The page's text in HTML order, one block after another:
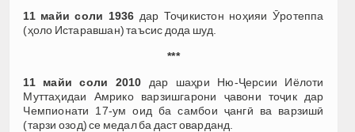
11 майи соли 1936 дар Тоҷикистон ноҳияи Ӯротеппа
(ҳоло Истаравшан) таъсис дода шуд.
***
11 майи соли 2010 дар шаҳри Ню-Ҷерсии Иёлоти
Муттаҳидаи Амрико варзишгарони ҷавони тоҷик дар
Чемпионати 17-ум оид ба самбои ҷангӣ ва варзишӣ
(тарзи озод) се медал ба даст оварданд.